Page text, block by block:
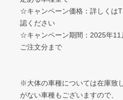
☆キャンペーン価格：詳しくは
認ください
☆キャンペーン期間：2025年11
ご注文分まで
※大体の車種については在庫致
がない車種もございますので、